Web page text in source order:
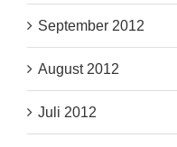
September 2012
August 2012
Juli 2012